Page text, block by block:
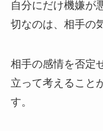
自分にだけ機嫌が
切なのは、相手の
相手の感情を否定
立って考えること
す。